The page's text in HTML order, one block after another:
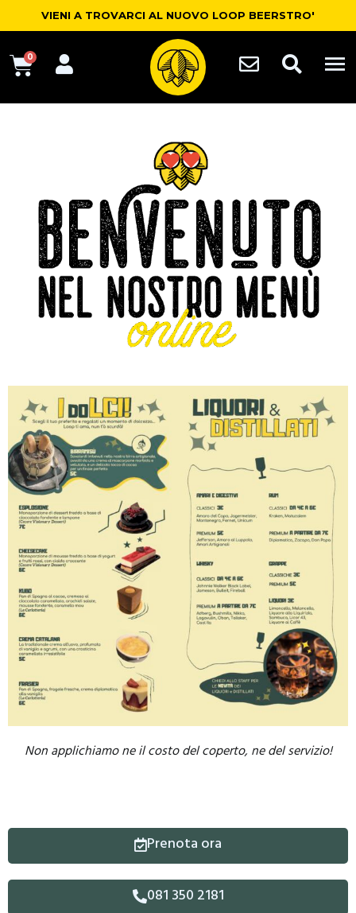
VIENI A TROVARCI AL NUOVO LOOP BEERSTRO'
0
Non applichiamo ne il costo del coperto, ne del servizio!
Prenota ora
081 350 2181